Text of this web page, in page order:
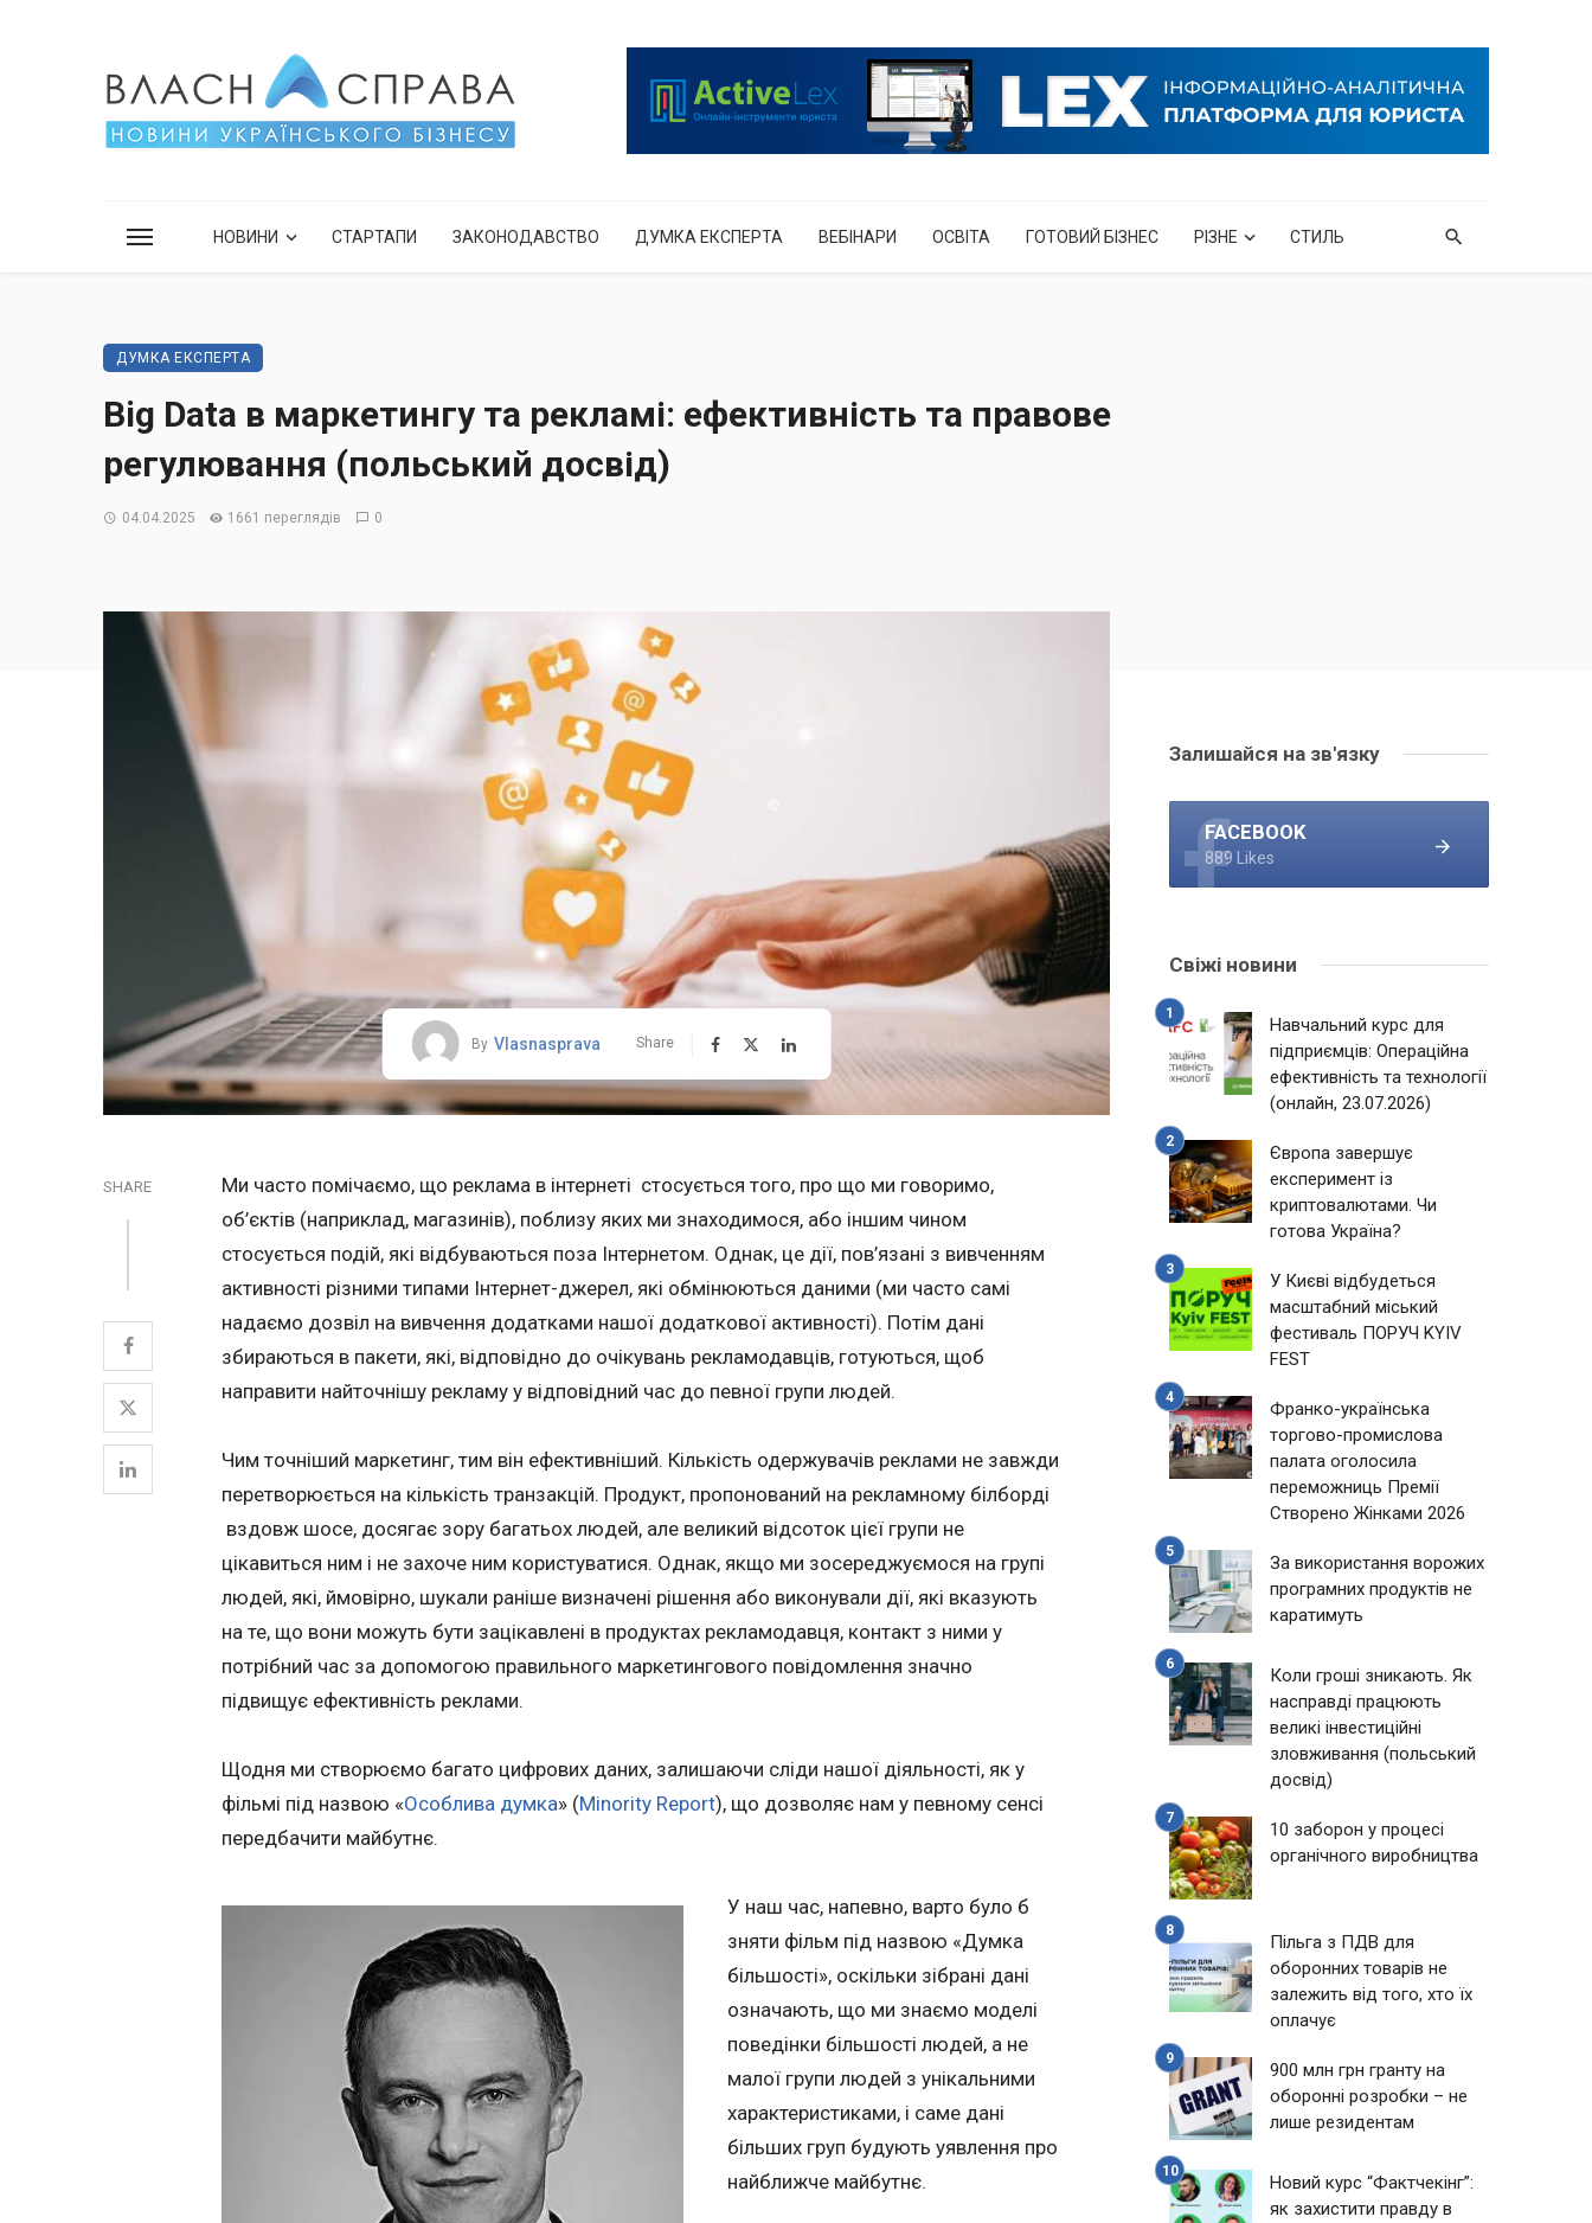
НОВИНИ СТАРТАПИ ЗАКОНОДАВСТВО ДУМКА ЕКСПЕРТА ВЕБІНАРИ ОСВІТА ГОТОВИЙ БІЗНЕС РІЗНЕ СТИЛЬ
ДУМКА ЕКСПЕРТА
Big Data в маркетингу та рекламі: ефективність та правове
регулювання (польський досвід)
04.04.2025 1661 переглядів 0
By Vlasnasprava Share
SHARE
Ми часто помічаємо, що реклама в інтернеті стосується того, про що ми говоримо,
об’єктів (наприклад, магазинів), поблизу яких ми знаходимося, або іншим чином
стосується подій, які відбуваються поза Інтернетом. Однак, це дії, пов’язані з вивченням
активності різними типами Інтернет-джерел, які обмінюються даними (ми часто самі
надаємо дозвіл на вивчення додатками нашої додаткової активності). Потім дані
збираються в пакети, які, відповідно до очікувань рекламодавців, готуються, щоб
направити найточнішу рекламу у відповідний час до певної групи людей.
Чим точніший маркетинг, тим він ефективніший. Кількість одержувачів реклами не завжди
перетворюється на кількість транзакцій. Продукт, пропонований на рекламному білборді
вздовж шосе, досягає зору багатьох людей, але великий відсоток цієї групи не
цікавиться ним і не захоче ним користуватися. Однак, якщо ми зосереджуємося на групі
людей, які, ймовірно, шукали раніше визначені рішення або виконували дії, які вказують
на те, що вони можуть бути зацікавлені в продуктах рекламодавця, контакт з ними у
потрібний час за допомогою правильного маркетингового повідомлення значно
підвищує ефективність реклами.
Щодня ми створюємо багато цифрових даних, залишаючи сліди нашої діяльності, як у
фільмі під назвою «Особлива думка» (Minority Report), що дозволяє нам у певному сенсі
передбачити майбутнє.
У наш час, напевно, варто було б
зняти фільм під назвою «Думка
більшості», оскільки зібрані дані
означають, що ми знаємо моделі
поведінки більшості людей, а не
малої групи людей з унікальними
характеристиками, і саме дані
більших груп будують уявлення про
найближче майбутнє.
Залишайся на зв'язку
FACEBOOK
889 Likes
Свіжі новини
Навчальний курс для
підприємців: Операційна
ефективність та технології
(онлайн, 23.07.2026)
Європа завершує
експеримент із
криптовалютами. Чи
готова Україна?
У Києві відбудеться
масштабний міський
фестиваль ПОРУЧ KYIV
FEST
Франко-українська
торгово-промислова
палата оголосила
переможниць Премії
Створено Жінками 2026
За використання ворожих
програмних продуктів не
каратимуть
Коли гроші зникають. Як
насправді працюють
великі інвестиційні
зловживання (польський
досвід)
10 заборон у процесі
органічного виробництва
Пільга з ПДВ для
оборонних товарів не
залежить від того, хто їх
оплачує
900 млн грн гранту на
оборонні розробки – не
лише резидентам
Новий курс “Фактчекінг”:
як захистити правду в